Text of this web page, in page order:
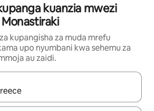
kuanzia mwezi
kupangisha za muda mrefu
upo nyumbani kwa sehemu za
au zaidi.
vinjari kwa kutumia vitufe vya